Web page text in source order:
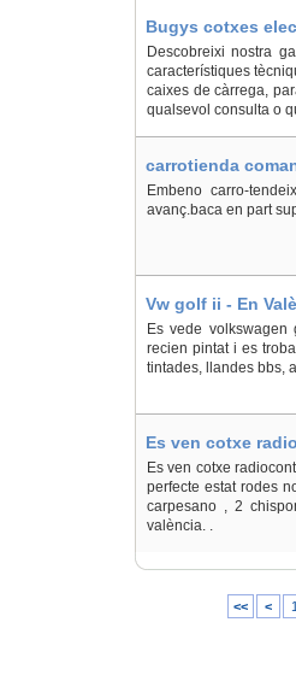
Bugys cotxes
Descobreixi nostra
característiques
caixes de càrrega,
qualsevol consulta o
carrotienda
Embeno carro-
avanç.baca en part
Vw golf ii - En
Es vede
recien pintat i es
tintades, llandes bbs,
Es ven cotxe
Es ven cotxe
perfecte estat rodes
carpesano , 2
valència. .
<< <